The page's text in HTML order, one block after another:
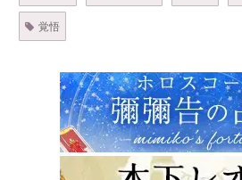
覚悟